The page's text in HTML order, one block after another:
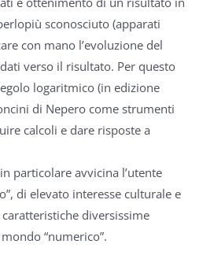
sconosciuto (apparati
con mano l’evoluzione del
verso il risultato. Per questo
logaritmico (in edizione
di Nepero come strumenti
calcoli e dare risposte a
particolare avvicina l’utente
di elevato interesse culturale e
diversissime
“numerico”.